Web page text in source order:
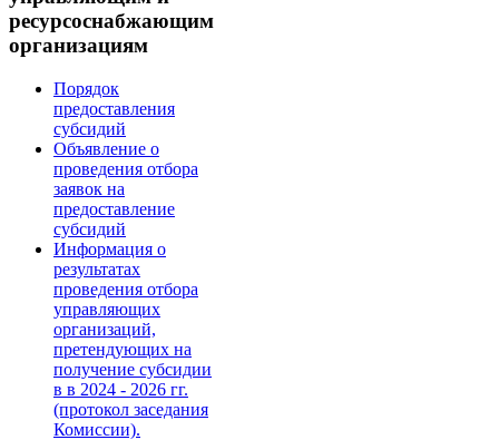
ресурсоснабжающим
организациям
Порядок
предоставления
субсидий
Объявление о
проведения отбора
заявок на
предоставление
субсидий
Информация о
результатах
проведения отбора
управляющих
организаций,
претендующих на
получение субсидии
в в 2024 - 2026 гг.
(протокол заседания
Комиссии).